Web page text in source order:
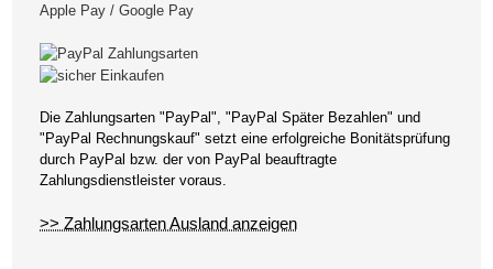
Apple Pay / Google Pay
Die Zahlungsarten "PayPal", "PayPal Später Bezahlen" und
"PayPal Rechnungskauf" setzt eine erfolgreiche Bonitätsprüfung
durch PayPal bzw. der von PayPal beauftragte
Zahlungsdienstleister voraus.
>> Zahlungsarten Ausland anzeigen